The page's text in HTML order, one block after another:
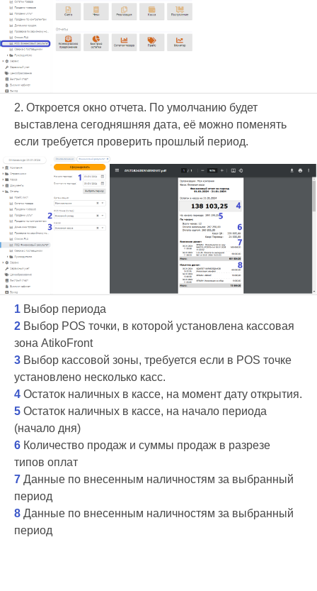
2. Откроется окно отчета. По умолчанию будет
выставлена сегодняшняя дата, её можно поменять
если требуется проверить прошлый период.
1 Выбор периода
2 Выбор POS точки, в которой установлена кассовая
зона AtikoFront
3 Выбор кассовой зоны, требуется если в POS точке
установлено несколько касс.
4 Остаток наличных в кассе, на момент дату открытия.
5 Остаток наличных в кассе, на начало периода
(начало дня)
6 Количество продаж и суммы продаж в разрезе
типов оплат
7 Данные по внесенным наличностям за выбранный
период
8 Данные по внесенным наличностям за выбранный
период